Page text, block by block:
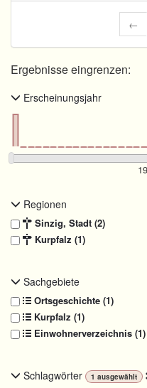
←
Ergebnisse eingrenzen:
Erscheinungsjahr
Regionen
Sinzig, Stadt (2)
Kurpfalz (1)
Sachgebiete
Ortsgeschichte (1)
Kurpfalz (1)
Einwohnerverzeichnis (1)
Schlagwörter 1 ausgewählt